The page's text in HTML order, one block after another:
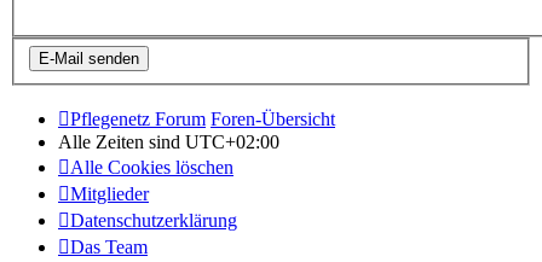
Pflegenetz Forum Foren-Übersicht
Alle Zeiten sind UTC+02:00
Alle Cookies löschen
Mitglieder
Datenschutzerklärung
Das Team